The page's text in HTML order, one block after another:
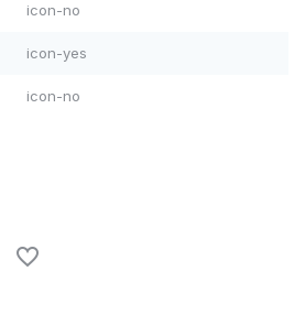
icon-no
icon-yes
icon-no